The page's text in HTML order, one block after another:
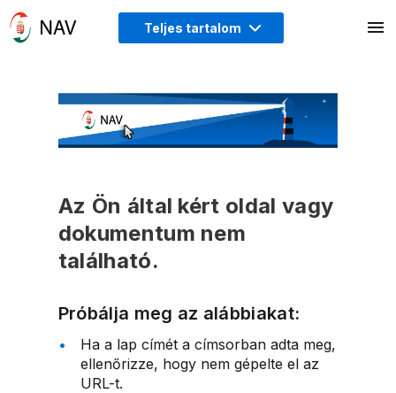
Teljes tartalom
Az Ön által kért oldal vagy
dokumentum nem
található.
Próbálja meg az alábbiakat:
Ha a lap címét a címsorban adta meg,
ellenőrizze, hogy nem gépelte el az
URL-t.